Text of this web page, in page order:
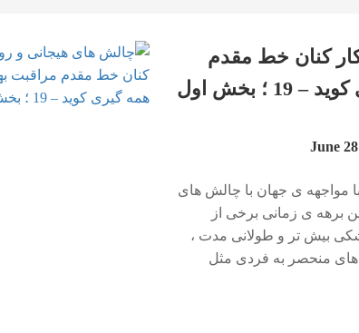
کنان خط مقدم
بخش اول
مواجهه ی جهان با چالش های
در این برهه ی زمانی برخی از
بیش تر و طولانی مدت ،
های منحصر به فردی مثل